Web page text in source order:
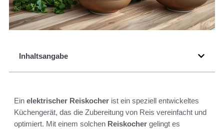
Inhaltsangabe
Ein elektrischer Reiskocher ist ein speziell entwickeltes
Küchengerät, das die Zubereitung von Reis vereinfacht und
optimiert. Mit einem solchen Reiskocher gelingt es